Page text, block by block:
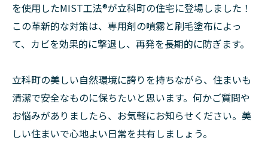
を使用したMIST工法®が立科町の住宅に登場しました！
この革新的な対策は、専用剤の噴霧と刷毛塗布によっ
て、カビを効果的に撃退し、再発を長期的に防ぎます。
立科町の美しい自然環境に誇りを持ちながら、住まいも
清潔で安全なものに保ちたいと思います。何かご質問や
お悩みがありましたら、お気軽にお知らせください。美
しい住まいで心地よい日常を共有しましょう。